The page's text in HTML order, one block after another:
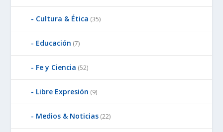
Cultura & Ética (35)
Educación (7)
Fe y Ciencia (52)
Libre Expresión (9)
Medios & Noticias (22)